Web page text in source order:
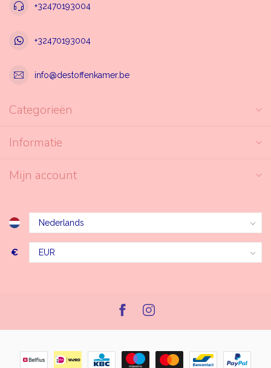
+32470193004
+32470193004
info@destoffenkamer.be
Categorieën
Informatie
Mijn account
€